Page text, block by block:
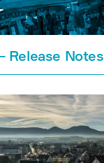
Release Notes